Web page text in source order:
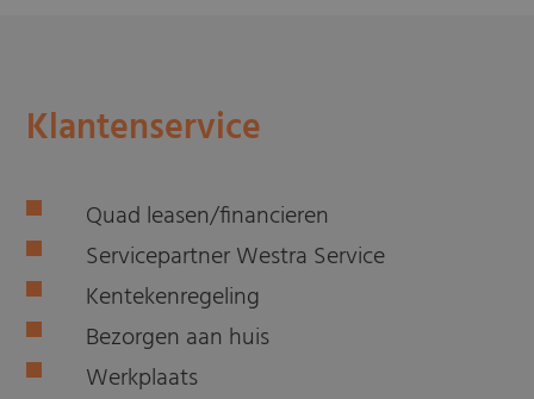
Klantenservice
Quad leasen/financieren
Servicepartner Westra Service
Kentekenregeling
Bezorgen aan huis
Werkplaats